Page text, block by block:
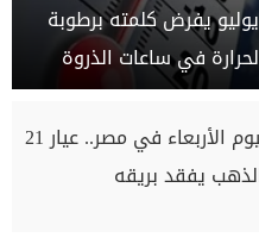
يفرض كلمته برطوبة
في ساعات الذروة
أسعار الذهب اليوم الأربعاء في مصر.. عيار 21
يفقد بريقه